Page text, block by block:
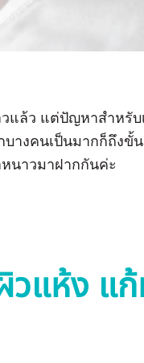
ล้ว แต่ปัญหาสำหรับ
างคนเป็นมากก็ถึงขั้
นาวมาฝากกันค่ะ
แห้ง แ